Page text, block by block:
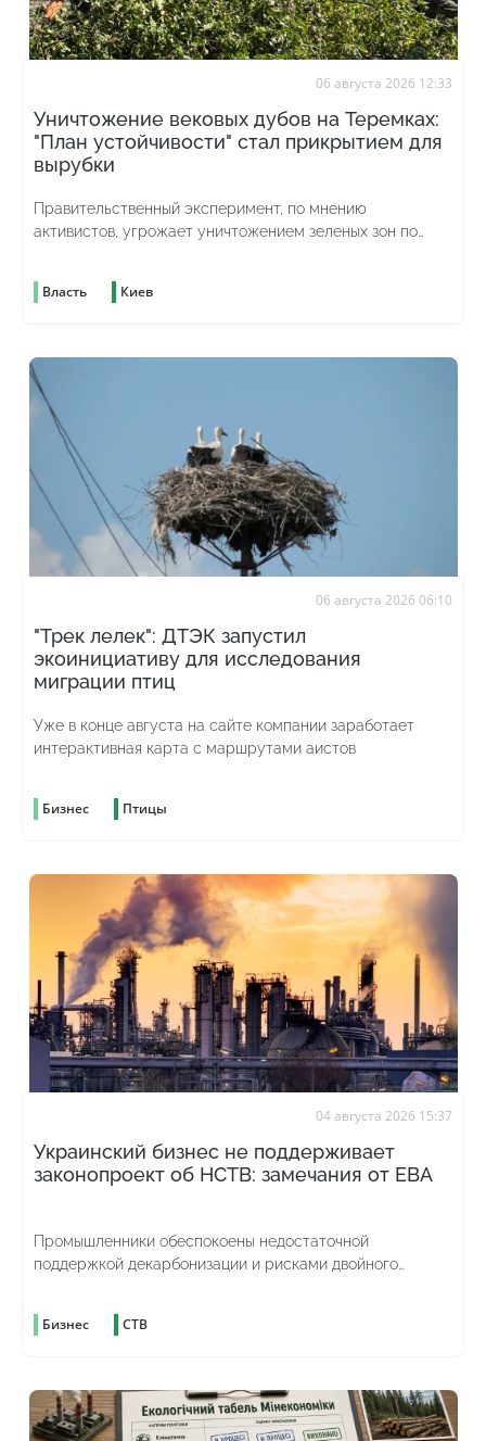
06 августа 2026 12:33
Уничтожение вековых дубов на Теремках:
"План устойчивости" стал прикрытием для
вырубки
Правительственный эксперимент, по мнению
активистов, угрожает уничтожением зеленых зон по
Власть Киев
06 августа 2026 06:10
"Трек лелек": ДТЭК запустил
экоинициативу для исследования
миграции птиц
Уже в конце августа на сайте компании заработает
интерактивная карта с маршрутами аистов
Бизнес Птицы
04 августа 2026 15:37
Украинский бизнес не поддерживает
законопроект об НСТВ: замечания от ЕВА
Промышленники обеспокоены недостаточной
поддержкой декарбонизации и рисками двойного
Бизнес СТВ